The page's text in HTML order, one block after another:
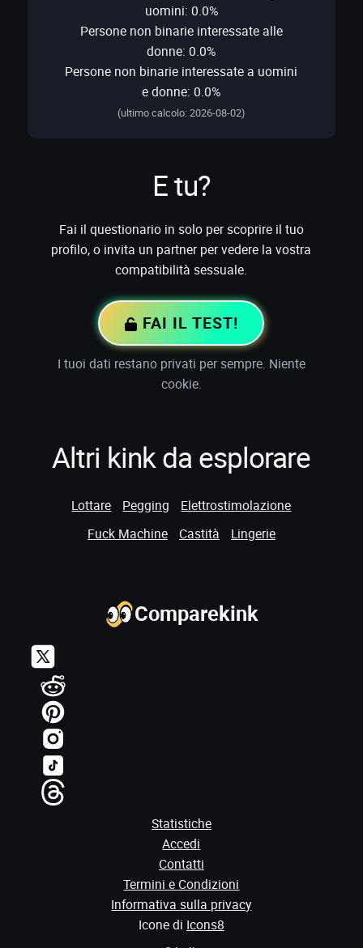
uomini: 0.0%
Persone non binarie interessate alle
donne: 0.0%
Persone non binarie interessate a uomini
e donne: 0.0%
(ultimo calcolo: 2026-08-02)
E tu?
Fai il questionario in solo per scoprire il tuo
profilo, o invita un partner per vedere la vostra
compatibilità sessuale.
FAI IL TEST!
I tuoi dati restano privati per sempre. Niente
cookie.
Altri kink da esplorare
Lottare Pegging
Elettrostimolazione
Fuck Machine
Castità Lingerie
Comparekink
Statistiche
Accedi
Contatti
Termini e Condizioni
Informativa sulla privacy
Icone di Icons8